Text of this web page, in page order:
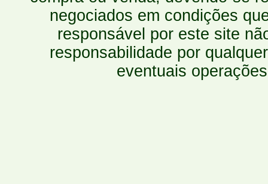
negociados em condições
responsável por este site
responsabilidade por
eventuais